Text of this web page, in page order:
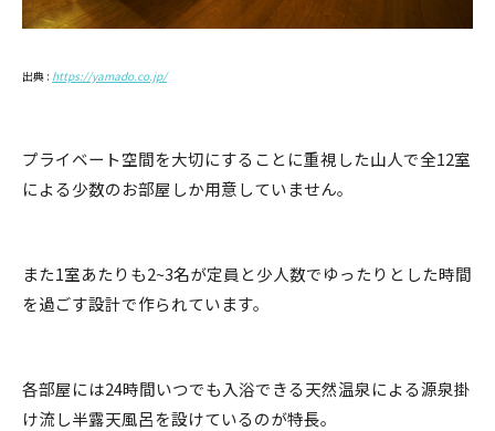
出典 : https://yamado.co.jp/
プライベート空間を大切にすることに重視した山人で全12室
による少数のお部屋しか用意していません。
また1室あたりも2~3名が定員と少人数でゆったりとした時間
を過ごす設計で作られています。
各部屋には24時間いつでも入浴できる天然温泉による源泉掛
け流し半露天風呂を設けているのが特長。